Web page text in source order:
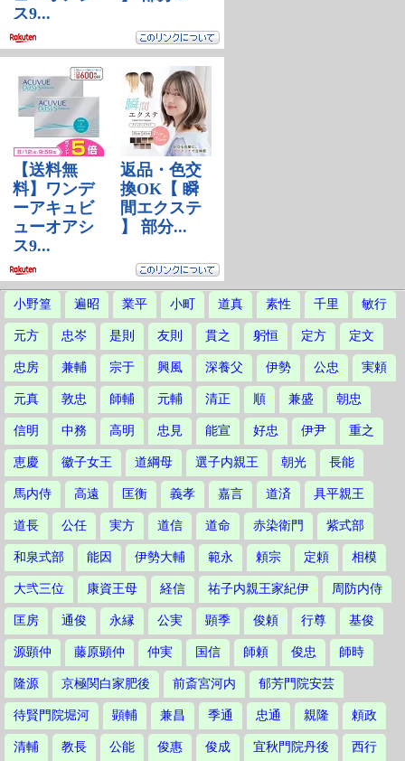
小野篁 遍昭 業平 小町 道真 素性 千里 敏行
元方 忠岑 是則 友則 貫之 躬恒 定方 定文
忠房 兼輔 宗于 興風 深養父 伊勢 公忠 実頼
元真 敦忠 師輔 元輔 清正 順 兼盛 朝忠
信明 中務 高明 忠見 能宣 好忠 伊尹 重之
恵慶 徽子女王 道綱母 選子内親王 朝光 長能
馬内侍 高遠 匡衡 義孝 嘉言 道済 具平親王
道長 公任 実方 道信 道命 赤染衛門 紫式部
和泉式部 能因 伊勢大輔 範永 頼宗 定頼 相模
大弐三位 康資王母 経信 祐子内親王家紀伊 周防内侍
匡房 通俊 永縁 公実 顕季 俊頼 行尊 基俊
源顕仲 藤原顕仲 仲実 国信 師頼 俊忠 師時
隆源 京極関白家肥後 前斎宮河内 郁芳門院安芸
待賢門院堀河 顕輔 兼昌 季通 忠通 親隆 頼政
清輔 教長 公能 俊惠 俊成 宜秋門院丹後 西行